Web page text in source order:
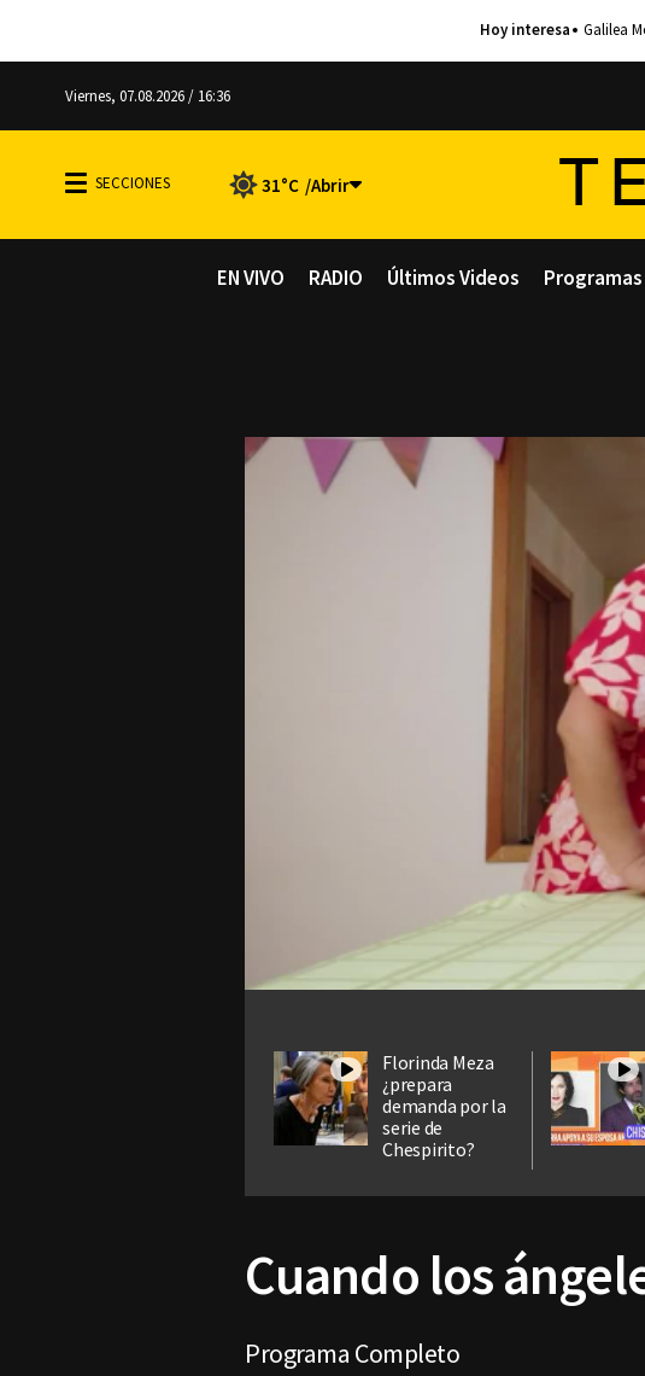
Galilea
Viernes, 07.08.2026 / 16:36
31°C
EN VIVO RADIO Últimos Videos Programas
Florinda Meza
¿prepara
demanda por la
serie de
Chespirito?
Cuando los
Programa Completo